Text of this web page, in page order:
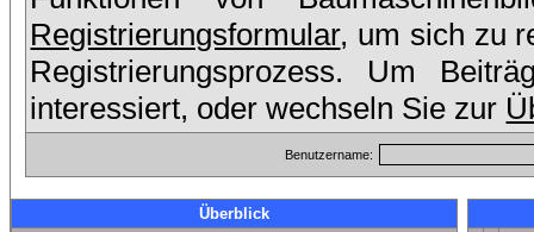
Registrierungsformular, um sich zu
Registrierungsprozess. Um
interessiert, oder wechseln Sie zur
Benutzername:
Überblick